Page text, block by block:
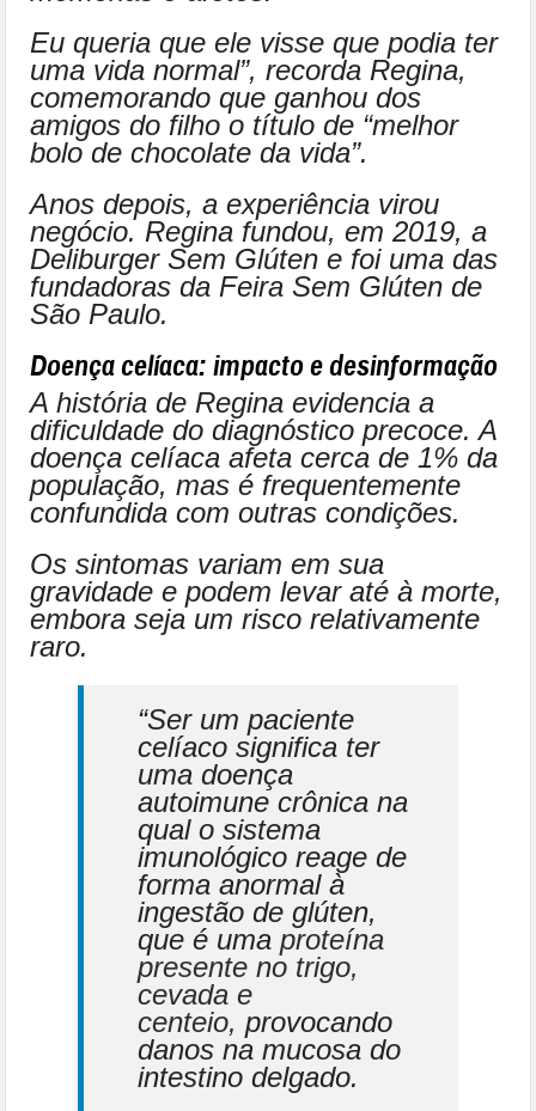
Eu queria que ele visse que podia ter
uma vida normal”, recorda Regina,
comemorando que ganhou dos
amigos do filho o título de “melhor
bolo de chocolate da vida”.
Anos depois, a experiência virou
negócio. Regina fundou, em 2019, a
Deliburger Sem Glúten e foi uma das
fundadoras da Feira Sem Glúten de
São Paulo.
Doença celíaca: impacto e desinformação
A história de Regina evidencia a
dificuldade do diagnóstico precoce. A
doença celíaca afeta cerca de 1% da
população, mas é frequentemente
confundida com outras condições.
Os sintomas variam em sua
gravidade e podem levar até à morte,
embora seja um risco relativamente
raro.
“Ser um paciente
celíaco significa ter
uma doença
autoimune crônica na
qual o sistema
imunológico reage de
forma anormal à
ingestão de glúten,
que é umaproteína
presente no trigo,
cevada e
centeio, provocando
danos na mucosa do
intestino delgado.